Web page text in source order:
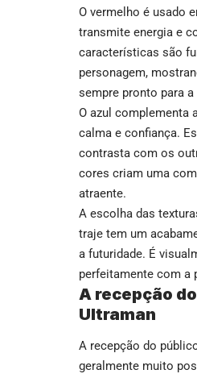
O vermelho é usado
transmite energia e
características são
personagem,
sempre pronto para a
O azul complementa
calma e confiança.
contrasta com os
cores criam uma
atraente.
A escolha das
traje tem um
a futuridade. É
perfeitamente com a
A recepção
Ultraman
A recepção do
geralmente muito